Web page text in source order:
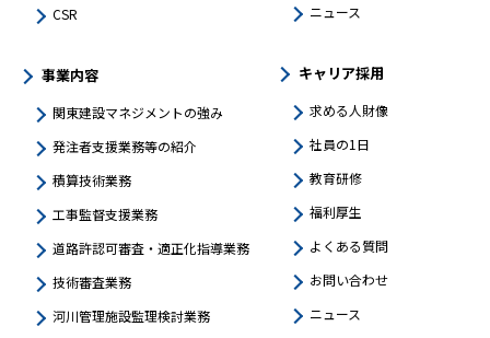
CSR
事業内容
関東建設マネジメントの強み​
発注者支援業務等の紹介
積算技術業務
工事監督支援業務
道路許認可審査・適正化指導業務
技術審査業務
河川管理施設監理検討業務
ニュース
キャリア採用
求める人財像
社員の1日
教育研修
福利厚生
よくある質問
お問い合わせ
ニュース